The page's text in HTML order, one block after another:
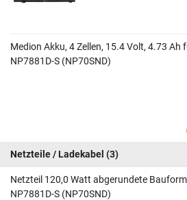
Medion Akku, 4 Zellen, 15.4 Volt, 4.73 Ah
NP7881D-S (NP70SND)
Netzteile / Ladekabel (3)
Netzteil 120,0 Watt abgerundete
NP7881D-S (NP70SND)